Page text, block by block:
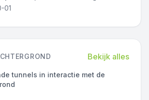
01
Bekijk alles
tunnels in interactie met de